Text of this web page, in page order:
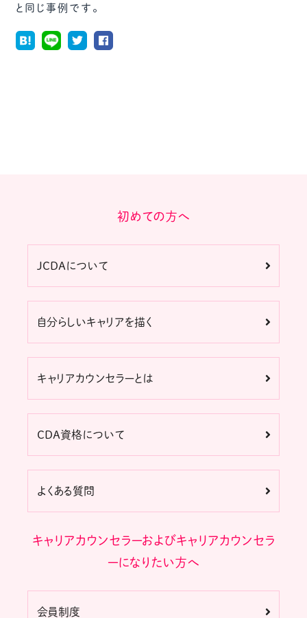
と同じ事例です。
初めての方へ
JCDAについて
自分らしいキャリアを描く
キャリアカウンセラーとは
CDA資格について
よくある質問
キャリアカウンセラーおよびキャリアカウンセラ
ーになりたい方へ
会員制度